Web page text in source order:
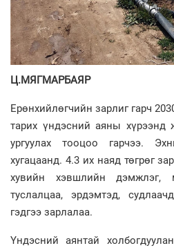
Ц.МЯГМАРБАЯР
Ерөнхийлөгчийн зарлиг гарч
тарих үндэсний аяны
ургуулах тооцоо гарчээ.
хугацаанд. 4.3 их наяд төгрөг
хувийн хэвшлийн дэмжлэг,
туслалцаа, эрдэмтэд,
гэдгээ зарлалаа.
Үндэсний аянтай